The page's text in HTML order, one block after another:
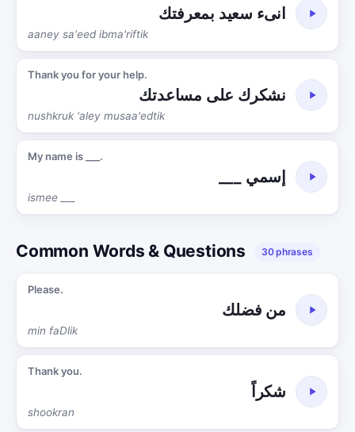
انىء سعيد بمعرفتك
aaney sa'eed ibma'riftik
Thank you for your help.
نشكرك على مساعدتك
nushkruk 'aley musaa'edtik
My name is ___.
إسمي ___
ismee ___
Common Words & Questions 30 phrases
Please.
من فضلك
min faDlik
Thank you.
شكراً
shookran